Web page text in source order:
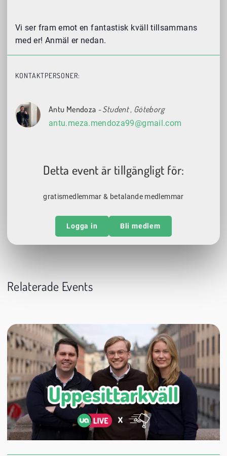
Vi ser fram emot en fantastisk kväll tillsammans
med er! Anmäl er nedan.
KONTAKTPERSONER:
Antu Mendoza - Student, Göteborg
antu.meza.mendoza99@gmail.com
Detta event är tillgängligt för:
gratismedlemmar & betalande medlemmar
Logga in Bli medlem
Relaterade Events
24 augusti
20:00